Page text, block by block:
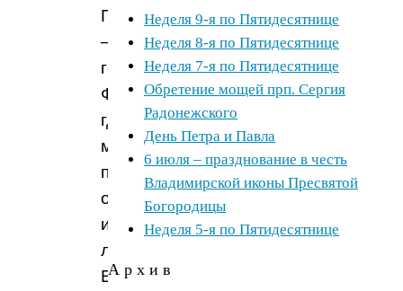
Преданию
—
гора
Фавор),
где,
молясь,
преобразился:
одежда
и
лицо
Его
Неделя 9-я по Пятидесятнице
Неделя 8-я по Пятидесятнице
Неделя 7-я по Пятидесятнице
Обретение мощей прп. Сергия
Радонежского
День Петра и Павла
6 июля – празднование в честь
Владимирской иконы Пресвятой
Богородицы
Неделя 5-я по Пятидесятнице
А р х и в